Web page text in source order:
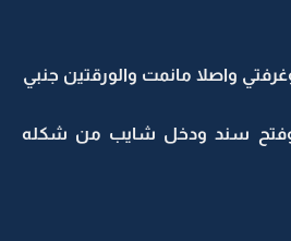
واصلا مانمت والورقتين جنبي
وفتح سند ودخل شايب من شكله